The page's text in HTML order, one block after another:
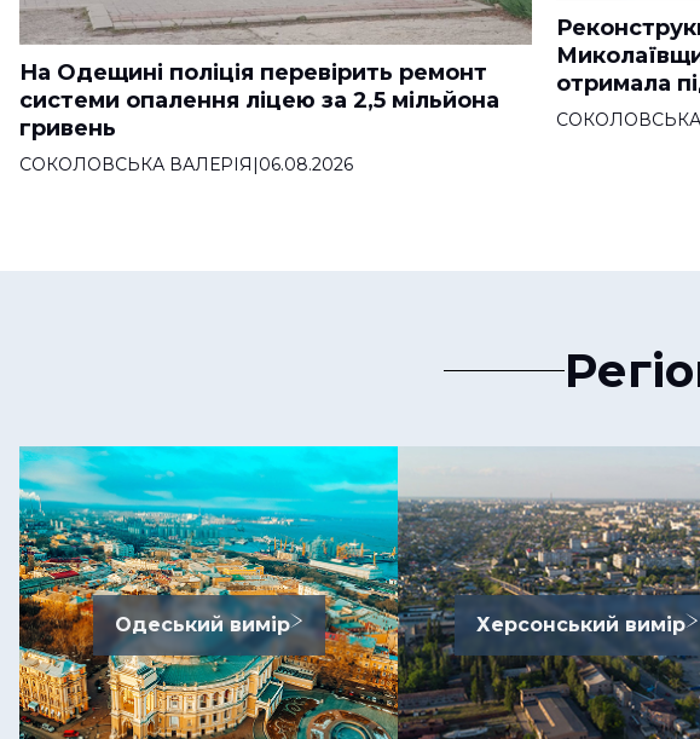
На Одещині поліція перевірить ремонт
системи опалення ліцею за 2,5 мільйона
гривень
СОКОЛОВСЬКА ВАЛЕРІЯ|06.08.2026
отримала
СОКОЛОВСЬКА
Одеський вимір Херсонський вимір